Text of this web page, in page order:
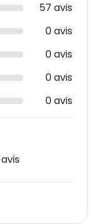
57 avis
0 avis
0 avis
0 avis
0 avis